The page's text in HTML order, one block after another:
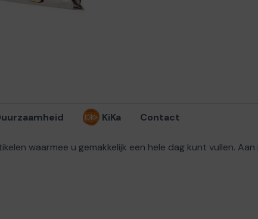
KiKa Contact
waarmee u gemakkelijk een hele dag kunt vullen.